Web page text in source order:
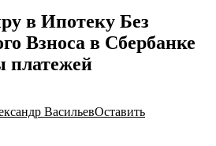
в Ипотеку Без
Взноса в Сбербанке
платежей
ВасильевОставить